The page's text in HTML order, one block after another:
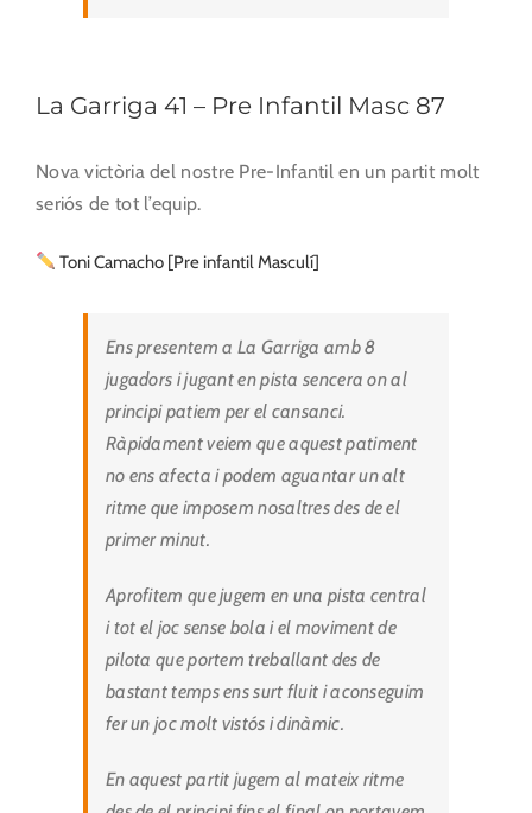
La Garriga 41 – Pre Infantil Masc 87
Nova victòria del nostre Pre-Infantil en un partit molt
seriós de tot l’equip.
Toni Camacho [Pre infantil Masculí]
Ens presentem a La Garriga amb 8
jugadors i jugant en pista sencera on al
principi patiem per el cansanci.
Ràpidament veiem que aquest patiment
no ens afecta i podem aguantar un alt
ritme que imposem nosaltres des de el
primer minut.
Aprofitem que jugem en una pista central
i tot el joc sense bola i el moviment de
pilota que portem treballant des de
bastant temps ens surt fluit i aconseguim
fer un joc molt vistós i dinàmic.
En aquest partit jugem al mateix ritme